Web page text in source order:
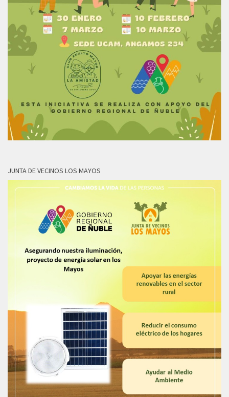
JUNTA DE VECINOS LOS MAYOS